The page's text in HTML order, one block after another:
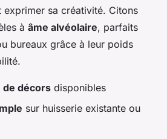
exprimer sa créativité. Citons
à âme alvéolaire, parfaits
bureaux grâce à leur poids
de décors disponibles
sur huisserie existante ou